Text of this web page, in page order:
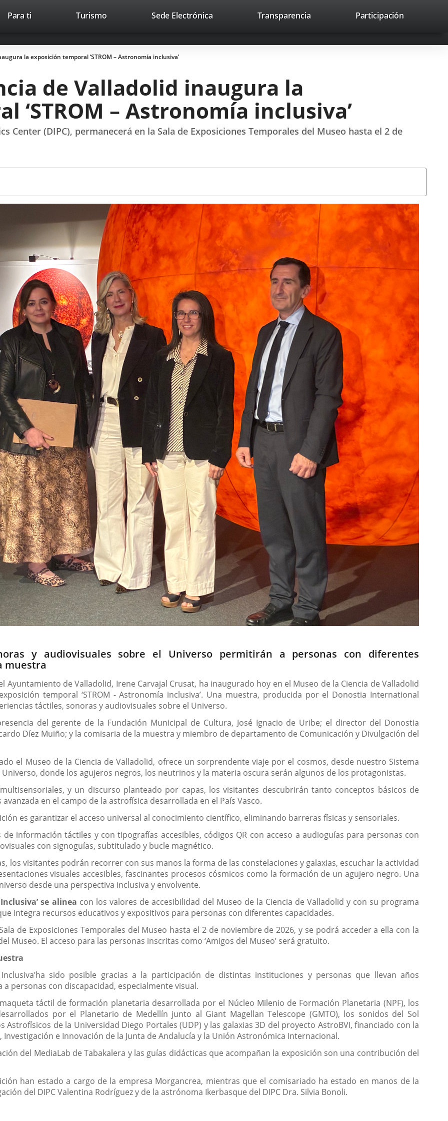
Trabaja con nosotros Contacto avaHeaderSocial
Link
external
Link
external
Link
external
Search
Para ti TurismoThis
open
in
pop-
up
window.
Sede ElectrónicaLink
application.
Transparencia Participación
la exposición temporal ‘STROM – Astronomía inclusiva’
de Valladolid inaugura la
‘STROM – Astronomía inclusiva’
Center (DIPC), permanecerá en la Sala de Exposiciones Temporales del Museo hasta el 2 de
y audiovisuales sobre el Universo permitirán a personas con diferentes
muestra
Ayuntamiento de Valladolid, Irene Carvajal Crusat, ha inaugurado hoy en el Museo de la Ciencia de Valladolid
temporal ‘STROM - Astronomía inclusiva’. Una muestra, producida por el Donostia International
táctiles, sonoras y audiovisuales sobre el Universo.
del gerente de la Fundación Municipal de Cultura, José Ignacio de Uribe; el director del Donostia
Díez Muiño; y la comisaria de la muestra y miembro de departamento de Comunicación y Divulgación del
el Museo de la Ciencia de Valladolid, ofrece un sorprendente viaje por el cosmos, desde nuestro Sistema
donde los agujeros negros, los neutrinos y la materia oscura serán algunos de los protagonistas.
y un discurso planteado por capas, los visitantes descubrirán tanto conceptos básicos de
en el campo de la astrofísica desarrollada en el País Vasco.
es garantizar el acceso universal al conocimiento científico, eliminando barreras físicas y sensoriales.
información táctiles y con tipografías accesibles, códigos QR con acceso a audioguías para personas con
con signoguías, subtitulado y bucle magnético.
los visitantes podrán recorrer con sus manos la forma de las constelaciones y galaxias, escuchar la actividad
visuales accesibles, fascinantes procesos cósmicos como la formación de un agujero negro. Una
desde una perspectiva inclusiva y envolvente.
se alinea con los valores de accesibilidad del Museo de la Ciencia de Valladolid y con su programa
integra recursos educativos y expositivos para personas con diferentes capacidades.
de Exposiciones Temporales del Museo hasta el 2 de noviembre de 2026, y se podrá acceder a ella con la
Museo. El acceso para las personas inscritas como ‘Amigos del Museo’ será gratuito.
Inclusiva’ha sido posible gracias a la participación de distintas instituciones y personas que llevan años
personas con discapacidad, especialmente visual.
táctil de formación planetaria desarrollada por el Núcleo Milenio de Formación Planetaria (NPF), los
por el Planetario de Medellín junto al Giant Magellan Telescope (GMTO), los sonidos del Sol
de la Universidad Diego Portales (UDP) y las galaxias 3D del proyecto AstroBVI, financiado con la
e Innovación de la Junta de Andalucía y la Unión Astronómica Internacional.
del MediaLab de Tabakalera y las guías didácticas que acompañan la exposición son una contribución del
han estado a cargo de la empresa Morgancrea, mientras que el comisariado ha estado en manos de la
del DIPC Valentina Rodríguez y de la astrónoma Ikerbasque del DIPC Dra. Silvia Bonoli.